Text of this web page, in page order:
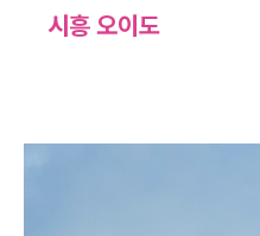
시흥 오이도